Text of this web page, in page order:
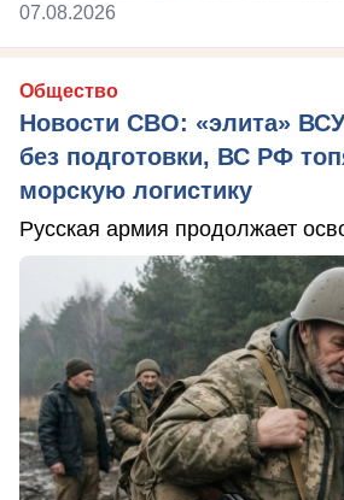
07.08.2026
Общество
Новости СВО: «элита»
без подготовки, ВС РФ
морскую логистику
Русская армия продолжает